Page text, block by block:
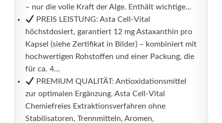
– nur die volle Kraft der Alge. Enthält wichtige...
PREIS LEISTUNG: Asta Cell-Vital
höchstdosiert, garantiert 12 mg Astaxanthin pro
Kapsel (siehe Zertifikat in Bilder) – kombiniert mit
hochwertigen Rohstoffen und einer Packung, die
für ca. 4...
PREMIUM QUALITÄT: Antioxidationsmittel
zur optimalen Ergänzung. Asta Cell-Vital
Chemiefreies Extraktionsverfahren ohne
Stabilisatoren, Trennmitteln, Aromen,